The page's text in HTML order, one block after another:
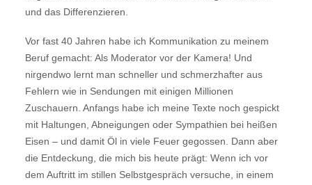
und das Differenzieren.
Vor fast 40 Jahren habe ich Kommunikation zu meinem
Beruf gemacht: Als Moderator vor der Kamera! Und
nirgendwo lernt man schneller und schmerzhafter aus
Fehlern wie in Sendungen mit einigen Millionen
Zuschauern. Anfangs habe ich meine Texte noch gespickt
mit Haltungen, Abneigungen oder Sympathien bei heißen
Eisen – und damit Öl in viele Feuer gegossen. Dann aber
die Entdeckung, die mich bis heute prägt: Wenn ich vor
dem Auftritt im stillen Selbstgespräch versuche, in einem